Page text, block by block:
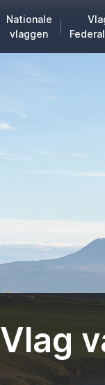
Nationale
vlaggen
Vlag